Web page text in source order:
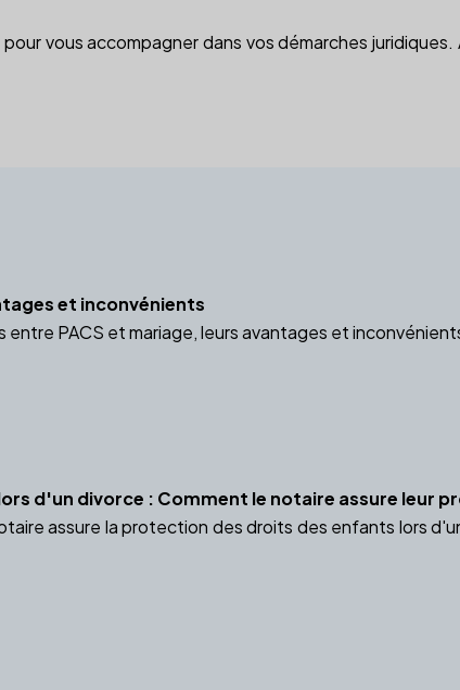
vous accompagner dans vos démarches
et inconvénients
entre PACS et mariage, leurs avantages et
d'un divorce : Comment le notaire assure leur
assure la protection des droits des enfants lors